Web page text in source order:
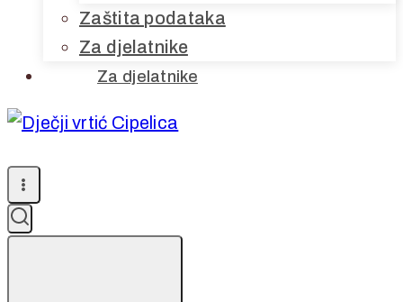
Zaštita podataka
Za djelatnike
Za djelatnike